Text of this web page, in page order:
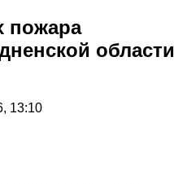
пожара
области
13:10